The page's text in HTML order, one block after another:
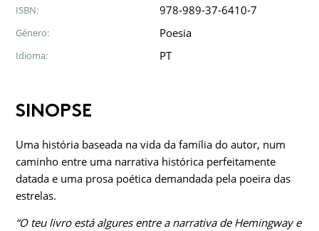
ISBN: 978-989-37-6410-7
Género: Poesia
Idioma: PT
SINOPSE
Uma história baseada na vida da família do autor, num
caminho entre uma narrativa histórica perfeitamente
datada e uma prosa poética demandada pela poeira das
estrelas.
“O teu livro está algures entre a narrativa de Hemingway e